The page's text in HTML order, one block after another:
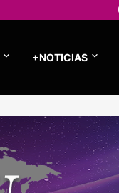
+NOTICIAS